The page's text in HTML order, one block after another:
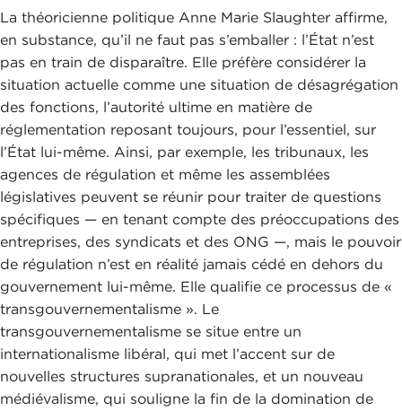
La théoricienne politique Anne Marie Slaughter affirme,
en substance, qu’il ne faut pas s’emballer : l’État n’est
pas en train de disparaître. Elle préfère considérer la
situation actuelle comme une situation de désagrégation
des fonctions, l’autorité ultime en matière de
réglementation reposant toujours, pour l’essentiel, sur
l’État lui-même. Ainsi, par exemple, les tribunaux, les
agences de régulation et même les assemblées
législatives peuvent se réunir pour traiter de questions
spécifiques — en tenant compte des préoccupations des
entreprises, des syndicats et des ONG —, mais le pouvoir
de régulation n’est en réalité jamais cédé en dehors du
gouvernement lui-même. Elle qualifie ce processus de «
transgouvernementalisme ». Le
transgouvernementalisme se situe entre un
internationalisme libéral, qui met l’accent sur de
nouvelles structures supranationales, et un nouveau
médiévalisme, qui souligne la fin de la domination de